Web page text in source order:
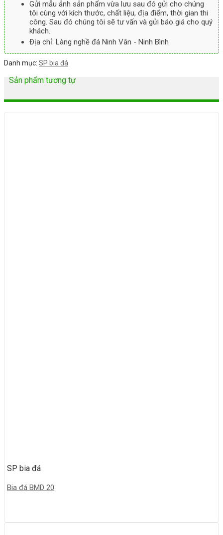
Gửi mẫu ảnh sản phẩm vừa lưu sau đó gửi cho chúng
tôi cùng với kích thước, chất liệu, địa điểm, thời gian thi
công. Sau đó chúng tôi sẽ tư vấn và gửi báo giá cho quý
khách.
Địa chỉ: Làng nghề đá Ninh Vân - Ninh Bình
Danh mục: SP bia đá
Sản phẩm tương tự
SP bia đá
Bia đá BMD 20